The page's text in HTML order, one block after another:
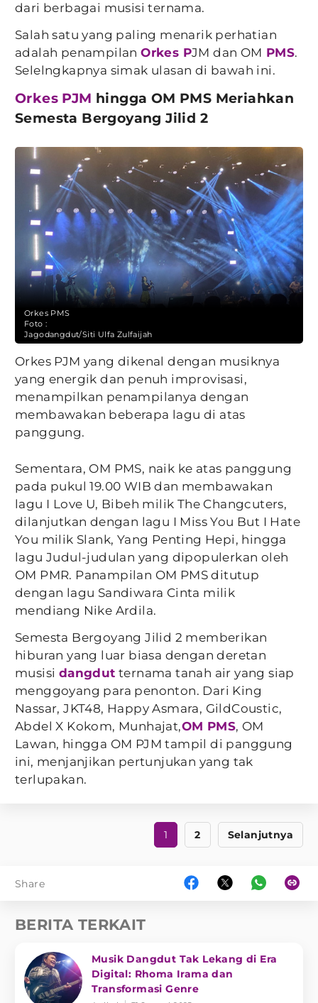
dari berbagai musisi ternama.
Salah satu yang paling menarik perhatian
adalah penampilanOrkes PJM dan OM PMS.
Selelngkapnya simak ulasan di bawah ini.
Orkes PJM hingga OM PMS Meriahkan
Semesta Bergoyang Jilid 2
Orkes PMS
Foto :
Jagodangdut/Siti Ulfa Zulfaijah
Orkes PJM yang dikenal dengan musiknya
yang energik dan penuh improvisasi,
menampilkan penampilanya dengan
membawakan beberapa lagu di atas
panggung.
Sementara, OM PMS, naik ke atas panggung
pada pukul 19.00 WIB dan membawakan
lagu I Love U, Bibeh milik The Changcuters,
dilanjutkan dengan lagu I Miss You But I Hate
You milik Slank, Yang Penting Hepi, hingga
lagu Judul-judulan yang dipopulerkan oleh
OM PMR. Panampilan OM PMS ditutup
dengan lagu Sandiwara Cinta milik
mendiang Nike Ardila.
Semesta Bergoyang Jilid 2 memberikan
hiburan yang luar biasa dengan deretan
musisi dangdut ternama tanah air yang siap
menggoyang para penonton. Dari King
Nassar, JKT48, Happy Asmara, GildCoustic,
Abdel X Kokom, Munhajat,OM PMS, OM
Lawan, hingga OM PJM tampil di panggung
ini, menjanjikan pertunjukan yang tak
terlupakan.
1 2 Selanjutnya
Share
BERITA TERKAIT
Musik Dangdut Tak Lekang di Era
Digital: Rhoma Irama dan
Transformasi Genre